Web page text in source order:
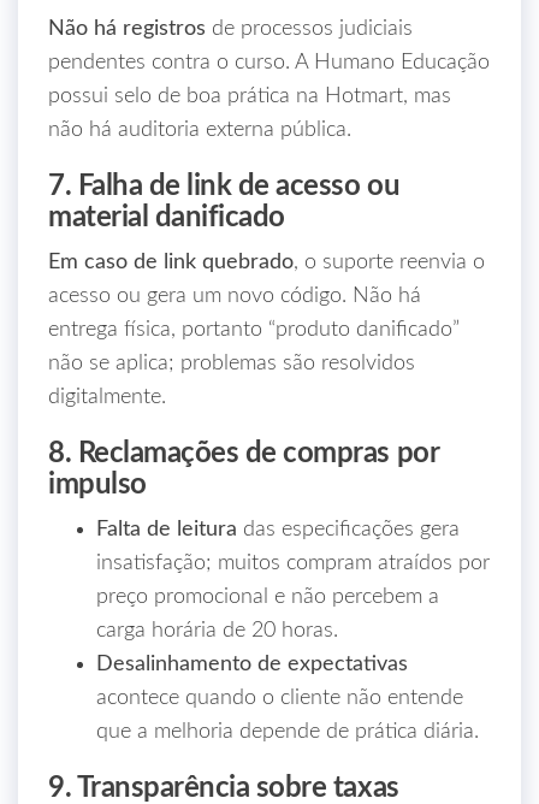
Não há registros de processos judiciais
pendentes contra o curso. A Humano Educação
possui selo de boa prática na Hotmart, mas
não há auditoria externa pública.
7. Falha de link de acesso ou
material danificado
Em caso de link quebrado, o suporte reenvia o
acesso ou gera um novo código. Não há
entrega física, portanto “produto danificado”
não se aplica; problemas são resolvidos
digitalmente.
8. Reclamações de compras por
impulso
Falta de leitura das especificações gera
insatisfação; muitos compram atraídos por
preço promocional e não percebem a
carga horária de 20 horas.
Desalinhamento de expectativas
acontece quando o cliente não entende
que a melhoria depende de prática diária.
9. Transparência sobre taxas